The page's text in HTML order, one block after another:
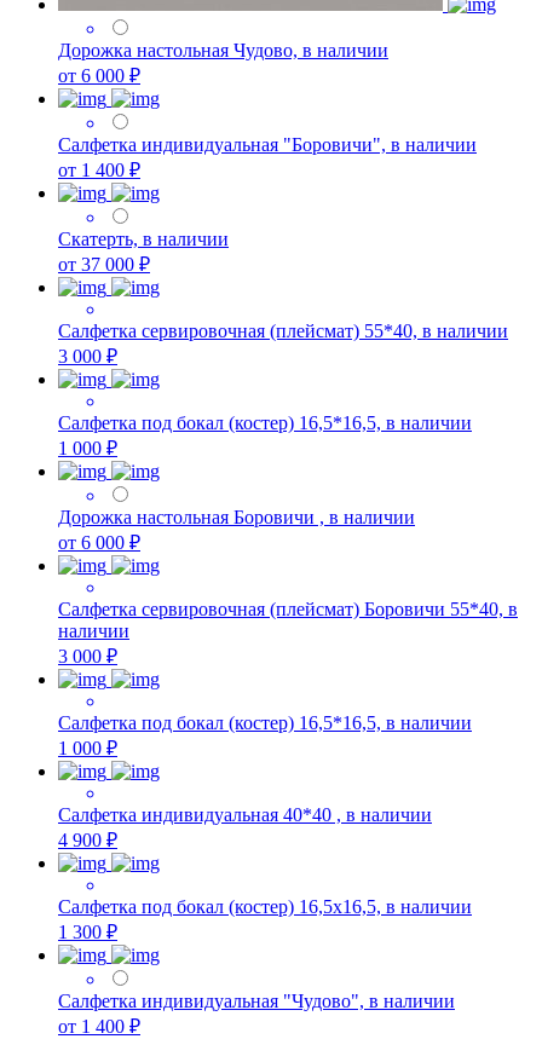
Дорожка настольная Чудово, в наличии
от 6 000 ₽
Салфетка индивидуальная "Боровичи", в наличии
от 1 400 ₽
Скатерть, в наличии
от 37 000 ₽
Салфетка сервировочная (плейсмат) 55*40, в наличии
3 000 ₽
Салфетка под бокал (костер) 16,5*16,5, в наличии
1 000 ₽
Дорожка настольная Боровичи , в наличии
от 6 000 ₽
Салфетка сервировочная (плейсмат) Боровичи 55*40, в
наличии
3 000 ₽
Салфетка под бокал (костер) 16,5*16,5, в наличии
1 000 ₽
Салфетка индивидуальная 40*40 , в наличии
4 900 ₽
Салфетка под бокал (костер) 16,5х16,5, в наличии
1 300 ₽
Салфетка индивидуальная "Чудово", в наличии
от 1 400 ₽